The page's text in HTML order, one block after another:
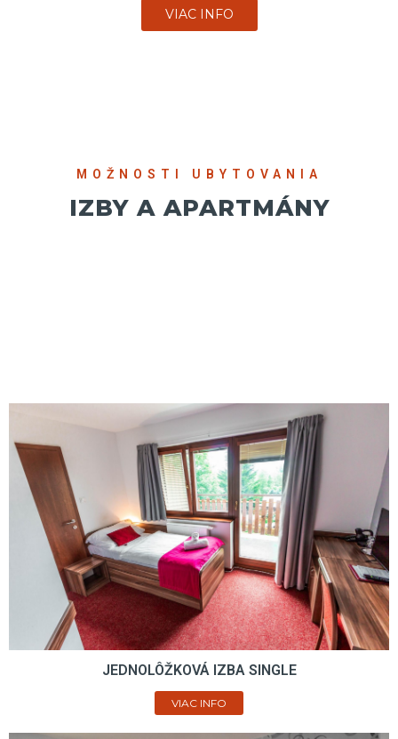
VIAC INFO
MOŽNOSTI UBYTOVANIA
IZBY A APARTMÁNY
JEDNOLÔŽKOVÁ IZBA SINGLE
VIAC INFO